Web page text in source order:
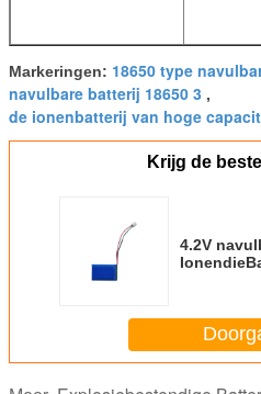
Markeringen: 18650 type
navulbare batterij 18650 3 ,
de ionenbatterij van hoge
Krijg de
4.2V